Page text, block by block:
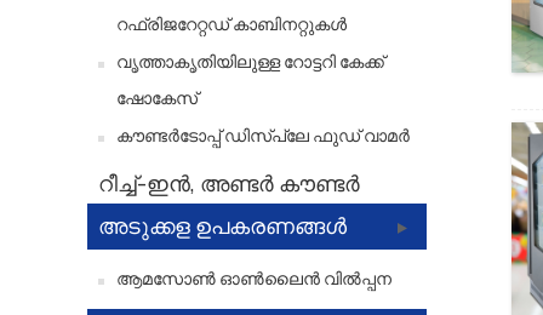
റഫ്രിജറേറ്റഡ് കാബിനറ്റുകൾ
വൃത്താകൃതിയിലുള്ള റോട്ടറി കേക്ക്
ഷോകേസ്
കൗണ്ടർടോപ്പ് ഡിസ്പ്ലേ ഫുഡ് വാമർ
റീച്ച്-ഇൻ, അണ്ടർ കൗണ്ടർ
അടുക്കള ഉപകരണങ്ങൾ
ആമസോൺ ഓൺലൈൻ വിൽപ്പന